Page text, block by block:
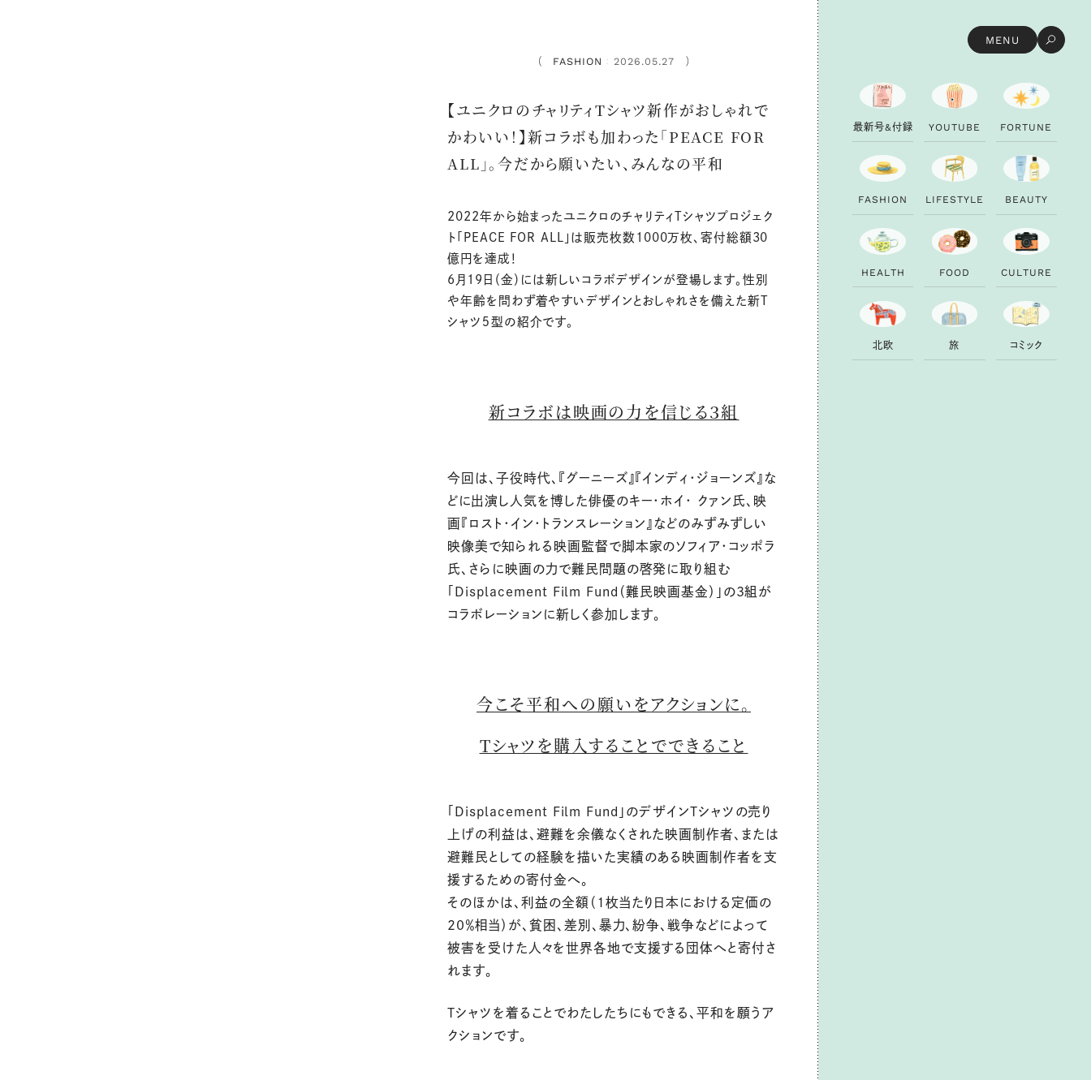
MENU
FASHION ： 2026.05.27
【ユニクロのチャリティTシャツ新作がおしゃれで
かわいい！】新コラボも加わった「PEACE FOR
ALL」。今だから願いたい、みんなの平和
2022年から始まったユニクロのチャリティ T シャツプロジェク
ト「PEACE FOR ALL」は販売枚数 1000万枚、寄付総額 30
億円を達成！
6 月 19 日（金）には新しいコラボデザインが登場します。性別
や年齢を問わず着やすいデザインとおしゃれさを備えた新T
シャツ５型の紹介です。
新コラボは映画の力を信じる３組
今回は、子役時代、『グーニーズ』『インディ・ジョーンズ』な
どに出演し人気を博した俳優のキー・ホイ・ クァン氏、映
画『ロスト・イン・トランスレーション』などのみずみずしい
映像美で知られる映画監督で脚本家のソフィア・コッポラ
氏、さらに映画の力で難民問題の啓発に取り組む
Displacement Film Fund （難民映画基金）」の3組が
コラボレーションに新しく参加します。
今こそ平和への願いをアクションに。
Tシャツを購入することでできること
Displacement Film Fund 」のデザインTシャツの売り
上げの利益は、避難を余儀なくされた映画制作者、または
避難民としての経験を描いた実績のある映画制作者を支
援するための寄付金へ。
そのほかは、利益の全額（1枚当たり日本における定価の
20％相当）が、貧困、差別、暴力、紛争、戦争などによって
被害を受けた人々を世界各地で支援する団体へと寄付さ
れます。
Tシャツを着ることでわたしたちにもできる、平和を願うア
クションです。
最新号&付録 YOUTU B E FORTU N E
FAS H ION LI FESTYLE B EAUTY
H EALTH FOOD CU LTU RE
北欧 旅 コ ミ ック